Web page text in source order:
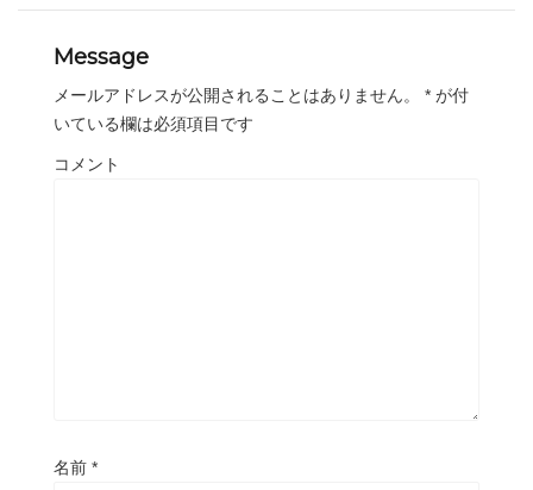
Message
メールアドレスが公開されることはありません。 * が付
いている欄は必須項目です
コメント
名前 *